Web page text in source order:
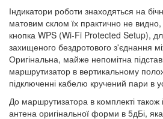
Індикатори роботи знаходяться на
матовим склом їх практично не
кнопка WPS (Wi-Fi Protected Setup),
захищеного бездротового з'єднання
Оригінальна, майже непомітна
маршрутизатор в вертикальному
підключенні кабелю кручений пари в
До маршрутизатора в комплекті
антена оригінальної форми в 5дБі,